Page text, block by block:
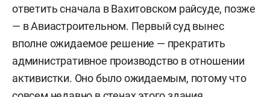
ответить сначала в Вахитовском райсуде, позже
— в Авиастроительном. Первый суд вынес
вполне ожидаемое решение — прекратить
административное производство в отношении
активистки. Оно было ожидаемым, потому что